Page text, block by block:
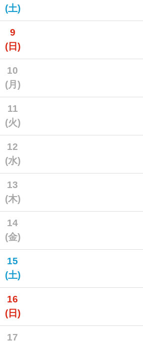
(土)
9
(日)
10
(月)
11
(火)
12
(水)
13
(木)
14
(金)
15
(土)
16
(日)
17